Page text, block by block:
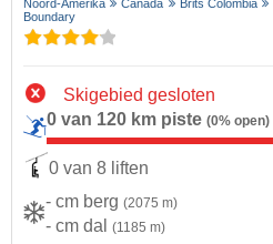
Noord-Amerika Canada Brits Colombia
Boundary
Skigebied gesloten
0 van 120 km piste (0% open)
0 van 8 liften
- cm berg (2075 m)
- cm dal (1185 m)